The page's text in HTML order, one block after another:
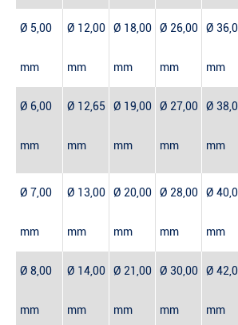
Ø 5,00
mm
Ø 12,00
mm
Ø 18,00
mm
Ø 26,00
mm
Ø
mm
Ø 6,00
mm
Ø 12,65
mm
Ø 19,00
mm
Ø 27,00
mm
Ø
mm
Ø 7,00
mm
Ø 13,00
mm
Ø 20,00
mm
Ø 28,00
mm
Ø
mm
Ø 8,00
mm
Ø 14,00
mm
Ø 21,00
mm
Ø 30,00
mm
Ø
mm